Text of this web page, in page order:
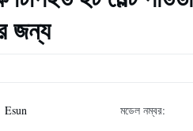
জন্য
Esun মডেল নম্বর: